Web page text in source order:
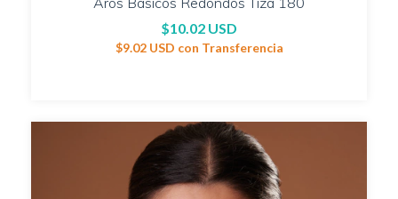
$10.02 USD
$9.02 USD con Transferencia